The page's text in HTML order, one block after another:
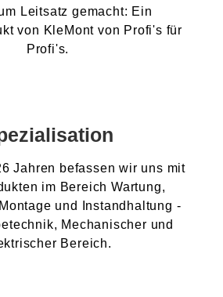
Leitsatz gemacht: Ein
von KleMont von Profi's für
Profi's.
Jahren befassen wir uns mit
im Bereich Wartung,
und Instandhaltung -
Mechanischer und
Bereich.